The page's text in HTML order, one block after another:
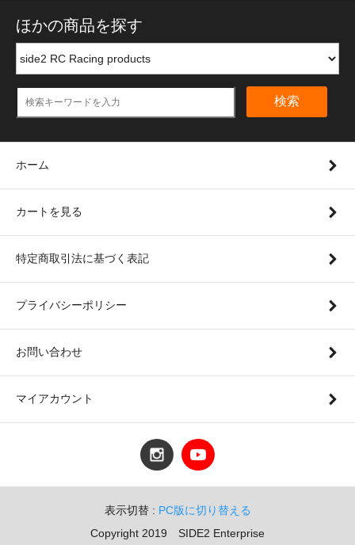
ほかの商品を探す
検索
ホーム
カートを見る
特定商取引法に基づく表記
プライバシーポリシー
お問い合わせ
マイアカウント
表示切替 : PC版に切り替える
Copyright 2019 SIDE2 Enterprise